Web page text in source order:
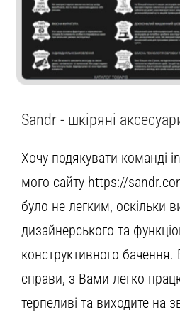
Sandr - шкіряні
Хочу подякувати команді
мого сайту https://
було не легким, оскільки
дизайнерського та
конструктивного бачення.
справи, з Вами легко
терпеливі та виходите на